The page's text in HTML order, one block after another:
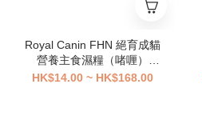
Royal Canin FHN 絕育成貓
營養主食濕糧（啫喱）
【85gx12包】
HK$14.00 ~ HK$168.00